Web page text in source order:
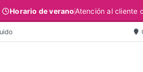
Horario de veranoAtención al cliente